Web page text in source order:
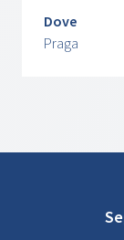
Dove
Praga